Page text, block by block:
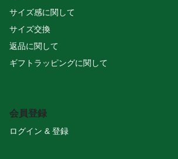
サイズ感に関して
サイズ交換
返品に関して
ギフトラッピングに関して
会員登録
ログイン & 登録